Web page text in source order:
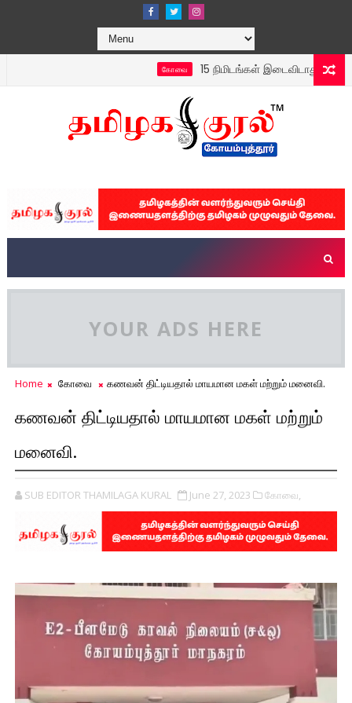
கோவை 15 நிமிடங்கள் இடைவிடாது
YOUR ADS HERE
Home கோவை கணவன் திட்டியதால் மாயமான மகள் மற்றும் மனைவி.
கணவன் திட்டியதால் மாயமான மகள் மற்றும்
மனைவி.
SUB EDITOR THAMILAGA KURAL June 27, 2023 கோவை,